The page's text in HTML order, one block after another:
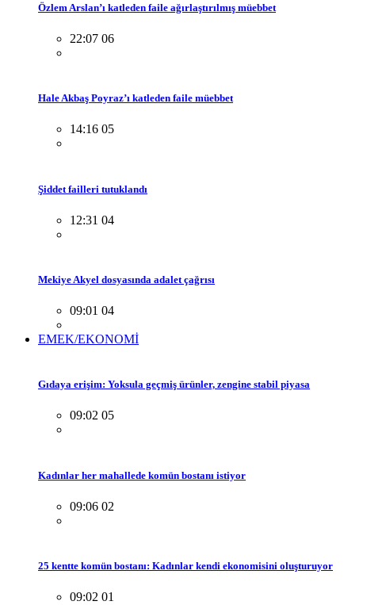
Özlem Arslan’ı katleden faile ağırlaştırılmış müebbet
22:07 06
Hale Akbaş Poyraz’ı katleden faile müebbet
14:16 05
Şiddet failleri tutuklandı
12:31 04
Mekiye Akyel dosyasında adalet çağrısı
09:01 04
EMEK/EKONOMİ
Gıdaya erişim: Yoksula geçmiş ürünler, zengine stabil piyasa
09:02 05
Kadınlar her mahallede komün bostanı istiyor
09:06 02
25 kentte komün bostanı: Kadınlar kendi ekonomisini oluşturuyor
09:02 01